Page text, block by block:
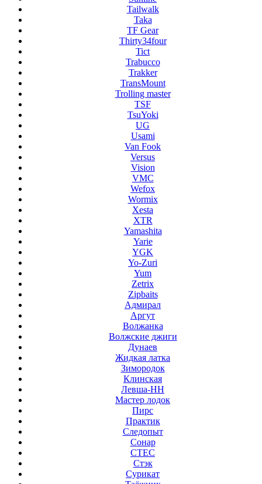
Tailwalk
Taka
TF Gear
Thirty34four
Tict
Trabucco
Trakker
TransMount
Trolling master
TSF
TsuYoki
UG
Usami
Van Fook
Versus
Vision
VMC
Wefox
Wormix
Xesta
XTR
Yamashita
Yarie
YGK
Yo-Zuri
Yum
Zetrix
Zipbaits
Адмирал
Аргут
Волжанка
Волжские джиги
Дунаев
Жидкая латка
Зимородок
Клинская
Левша-НН
Мастер лодок
Пирс
Практик
Следопыт
Сонар
СТЕС
Стэк
Сурикат